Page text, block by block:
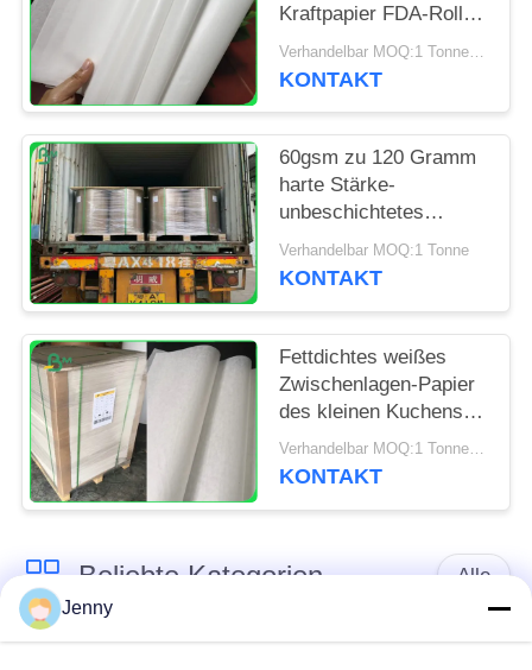
Kraftpapier FDA-Rolle,
die für das Verpacken
verpackt ab
Verhandelbar MOQ:1 Tonne für Sondergröße
KONTAKT
60gsm zu 120 Gramm
harte Stärke-
unbeschichtetes
gebleichtes
Kraftpapier-Rollen-für
Verhandelbar MOQ:1 Tonne
KONTAKT
Fettdichtes weißes
Zwischenlagen-Papier
des kleinen Kuchens
für Bäckerei-Küche
bearbeitet 31 - 38gsm
Verhandelbar MOQ:1 Tonne für allgemeine Größe u. 10 Tonnen für Sondergröße
KONTAKT
Beliebte Kategorien Alle
Jenny